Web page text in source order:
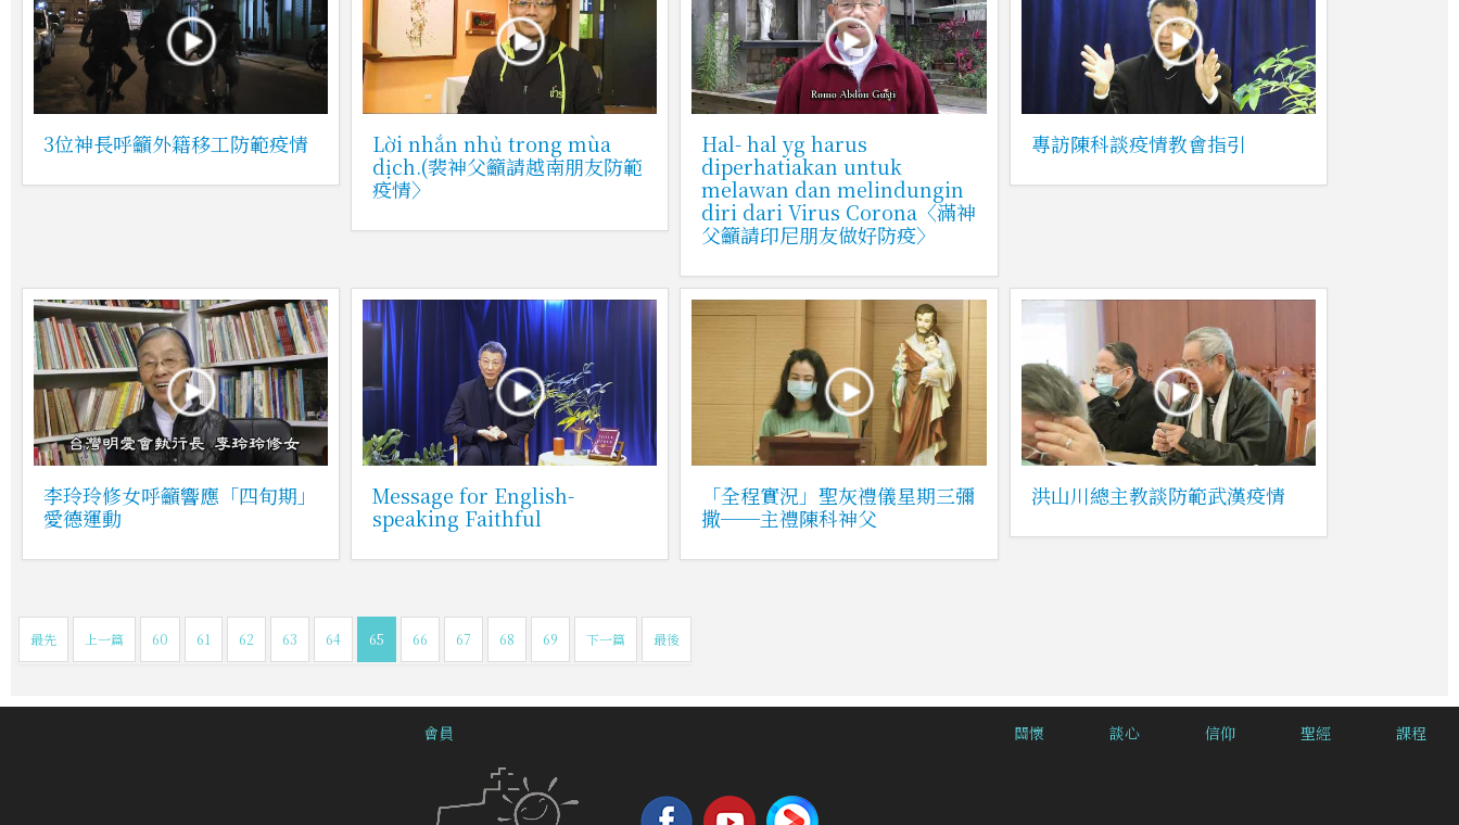
3位神長呼籲外籍移工防範疫情
Lời nhắn nhủ trong mùa
dịch.(裴神父籲請越南朋友防範
疫情〉
Hal- hal yg harus
diperhatiakan untuk
melawan dan melindungin
diri dari Virus Corona〈滿神
父籲請印尼朋友做好防疫〉
專訪陳科談疫情教會指引
李玲玲修女呼籲響應「四旬期」
愛德運動
Message for English-
speaking Faithful
「全程實況」聖灰禮儀星期三彌
撒──主禮陳科神父
洪山川總主教談防範武漢疫情
最先 上一篇 60 61 62 63 64 65 66 67 68 69 下一篇 最後
會員 關懷 談心 信仰 聖經 課程